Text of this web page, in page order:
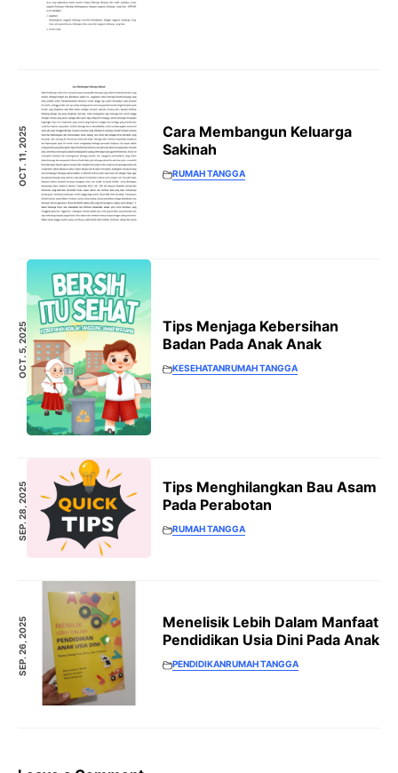
OCT. 11, 2025
Cara Membangun Keluarga
Sakinah
RUMAH TANGGA
OCT. 5, 2025
Tips Menjaga Kebersihan
Badan Pada Anak Anak
KESEHATANRUMAH TANGGA
SEP. 28, 2025
Tips Menghilangkan Bau Asam
Pada Perabotan
RUMAH TANGGA
SEP. 26, 2025
Menelisik Lebih Dalam Manfaat
Pendidikan Usia Dini Pada Anak
PENDIDIKANRUMAH TANGGA